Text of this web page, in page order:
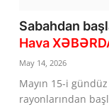
Sabahdan
Hava
May 14, 2026
Mayın 15-i
rayonlarından